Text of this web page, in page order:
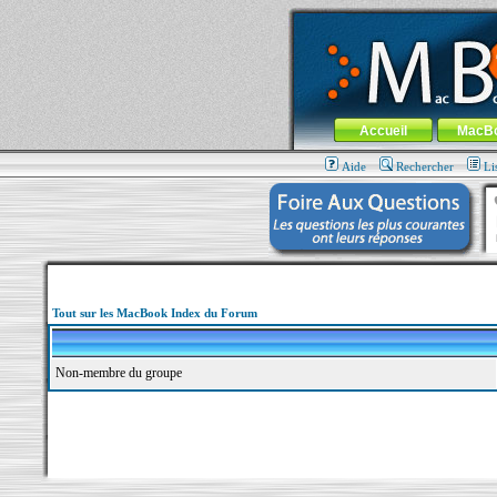
MacBook-fr.com : 100% Apple... 100%
Aller au contenu-Aller au menu
Menu général
Accueil
Aide Rechercher
Tout sur les MacBook Index du Forum
Non-membre du groupe